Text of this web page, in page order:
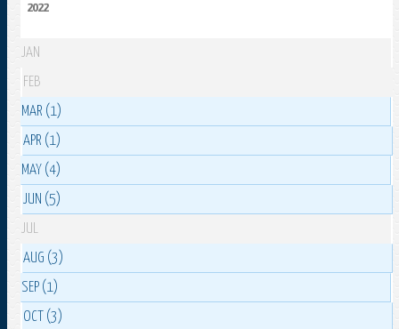
2022
JAN
FEB
MAR (1)
APR (1)
MAY (4)
JUN (5)
JUL
AUG (3)
SEP (1)
OCT (3)